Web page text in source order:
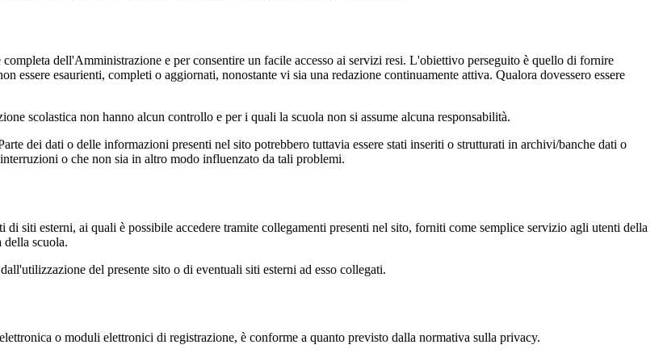
dell'Amministrazione e per consentire un facile accesso ai servizi resi. L'obiettivo perseguito è quello di fornire
essere esaurienti, completi o aggiornati, nonostante vi sia una redazione continuamente attiva. Qualora dovessero essere
scolastica non hanno alcun controllo e per i quali la scuola non si assume alcuna responsabilità.
dei dati o delle informazioni presenti nel sito potrebbero tuttavia essere stati inseriti o strutturati in archivi/banche dati o
o che non sia in altro modo influenzato da tali problemi.
siti esterni, ai quali è possibile accedere tramite collegamenti presenti nel sito, forniti come semplice servizio agli utenti della
della scuola.
del presente sito o di eventuali siti esterni ad esso collegati.
o moduli elettronici di registrazione, è conforme a quanto previsto dalla normativa sulla privacy.